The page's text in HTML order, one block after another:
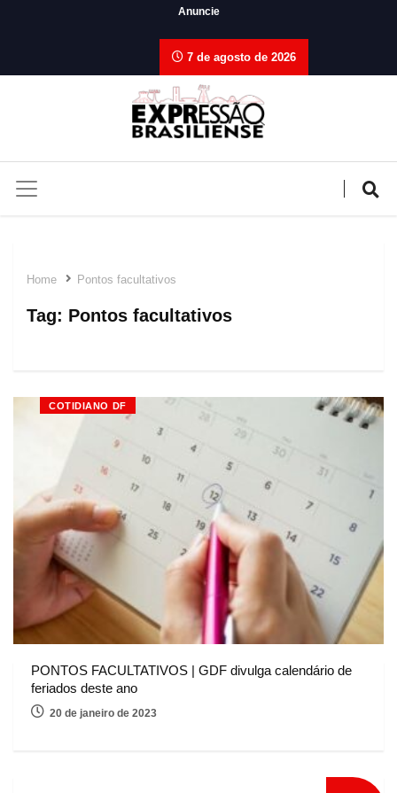
Anuncie
7 de agosto de 2026
Home Pontos facultativos
Tag: Pontos facultativos
COTIDIANO DF
PONTOS FACULTATIVOS | GDF divulga calendário de
feriados deste ano
20 de janeiro de 2023